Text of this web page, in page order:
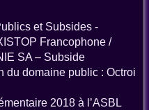
et Subsides -
Francophone /
SA – Subside
du domaine public : Octroi
2018 à l’ASBL